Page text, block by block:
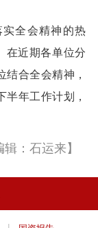
全会精神的热
在近期各单位分
合全会精神，
年工作计划，
辑：石运来】